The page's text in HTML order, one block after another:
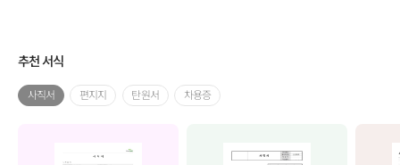
추천 서식
사직서 편지지 탄원서 차용증